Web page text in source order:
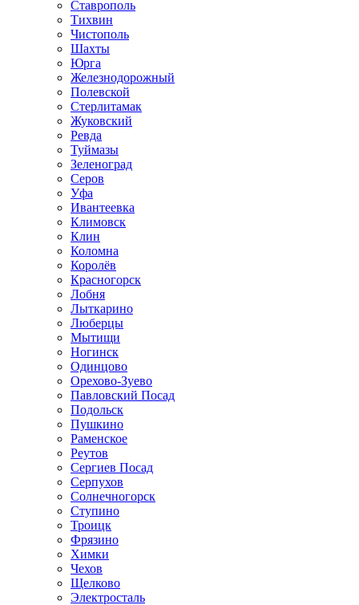
Ставрополь
Тихвин
Чистополь
Шахты
Юрга
Железнодорожный
Полевской
Стерлитамак
Жуковский
Ревда
Туймазы
Зеленоград
Серов
Уфа
Ивантеевка
Климовск
Клин
Коломна
Королёв
Красногорск
Лобня
Лыткарино
Люберцы
Мытищи
Ногинск
Одинцово
Орехово-Зуево
Павловский Посад
Подольск
Пушкино
Раменское
Реутов
Сергиев Посад
Серпухов
Солнечногорск
Ступино
Троицк
Фрязино
Химки
Чехов
Щелково
Электросталь